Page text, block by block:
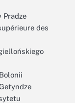
Pradze
des